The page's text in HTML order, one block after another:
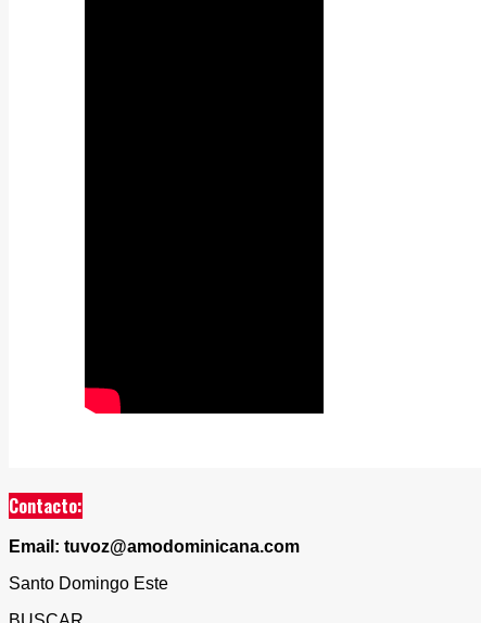
Contacto:
Email: tuvoz@amodominicana.com
Santo Domingo Este